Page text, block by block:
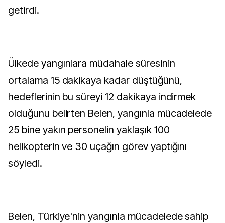
getirdi.
Ülkede yangınlara müdahale süresinin
ortalama 15 dakikaya kadar düştüğünü,
hedeflerinin bu süreyi 12 dakikaya indirmek
olduğunu belirten Belen, yangınla mücadelede
25 bine yakın personelin yaklaşık 100
helikopterin ve 30 uçağın görev yaptığını
söyledi.
Belen, Türkiye'nin yangınla mücadelede sahip